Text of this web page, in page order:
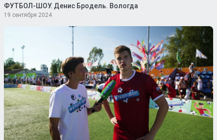
ФУТБОЛ-ШОУ. Денис Бродель. Вологда
19 сентября 2024